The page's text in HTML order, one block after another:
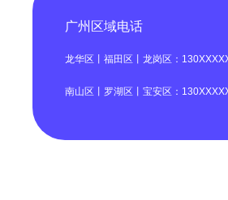
广州区域电话
龙华区丨福田区丨龙岗区：
南山区丨罗湖区丨宝安区：